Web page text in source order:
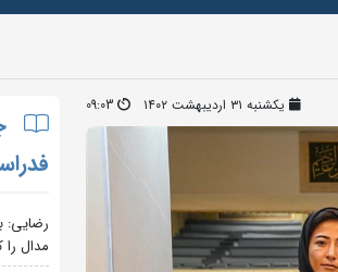
یکشنبه ۳۱ اردیبهشت ۱۴۰۲ 09:03
رضایی:
مدال